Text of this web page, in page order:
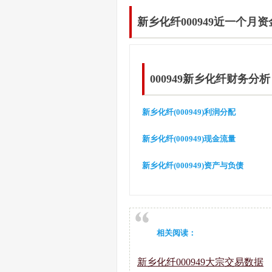
新乡化纤000949近一个月资
000949新乡化纤财务分析
新乡化纤(000949)利润分配
新乡化纤(000949)现金流量
新乡化纤(000949)资产与负债
相关阅读：
新乡化纤000949大宗交易数据